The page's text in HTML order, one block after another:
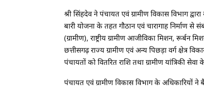
श्री सिंहदेव ने पंचायत एवं ग्रामीण विकास विभाग
बारी योजना के तहत गौठान एवं चारागाह निर्माण से
(ग्रामीण), राष्ट्रीय ग्रामीण आजीविका मिशन, रूर्बन
छत्तीसगढ़ राज्य ग्रामीण एवं अन्य पिछड़ा वर्ग क्षेत्र
पंचायतों को वितरित राशि तथा ग्रामीण यांत्रिकी सेवा
पंचायत एवं ग्रामीण विकास विभाग के अधिकारियों